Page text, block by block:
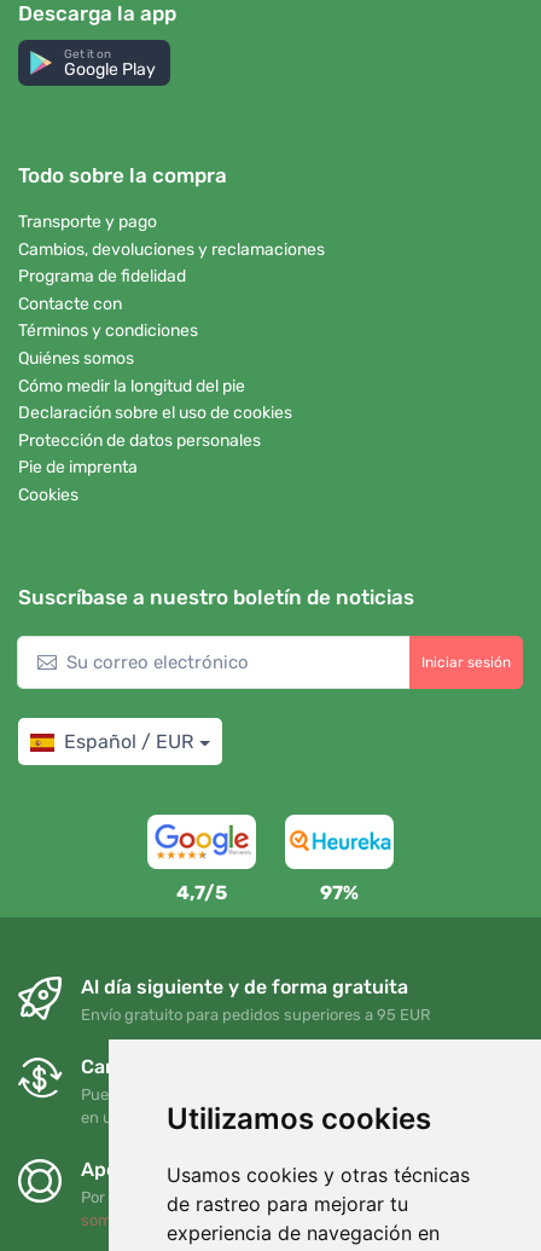
Utilizamos cookies
Usamos cookies y otras técnicas
de rastreo para mejorar tu
experiencia de navegación en
Descarga la app
Get it on
Google Play
Todo sobre la compra
Transporte y pago
Cambios, devoluciones y reclamaciones
Programa de fidelidad
Contacte con
Términos y condiciones
Quiénes somos
Cómo medir la longitud del pie
Declaración sobre el uso de cookies
Protección de datos personales
Pie de imprenta
Cookies
Suscríbase a nuestro boletín de noticias
Iniciar sesión
Español / EUR
4,7/5 97%
Al día siguiente y de forma gratuita
Envío gratuito para pedidos superiores a 95 EUR
Cambios y devoluciones gratuitos
Puede devolver o cambiar su pedido en cualquier momento
en un plazo de 90 días
Apoyamos a Trees.org
Por cada pedido plantamos un árbol. Leer más
somos